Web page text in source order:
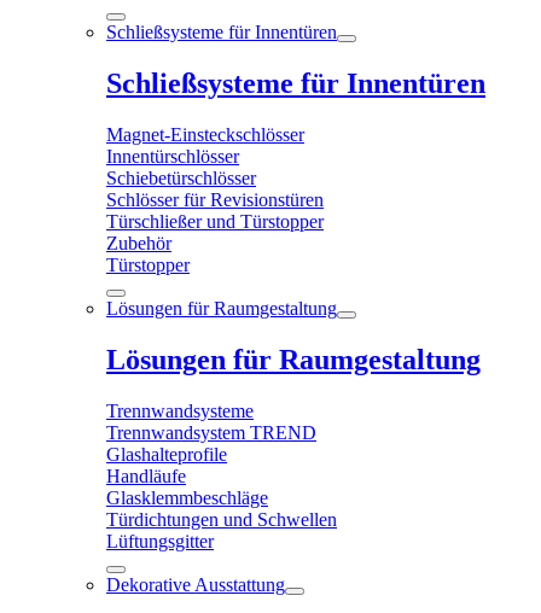
Schließsysteme für Innentüren
Schließsysteme für Innentüren
Magnet-Einsteckschlösser
Innentürschlösser
Schiebetürschlösser
Schlösser für Revisionstüren
Türschließer und Türstopper
Zubehör
Türstopper
Lösungen für Raumgestaltung
Lösungen für Raumgestaltung
Trennwandsysteme
Trennwandsystem TREND
Glashalteprofile
Handläufe
Glasklemmbeschläge
Türdichtungen und Schwellen
Lüftungsgitter
Dekorative Ausstattung